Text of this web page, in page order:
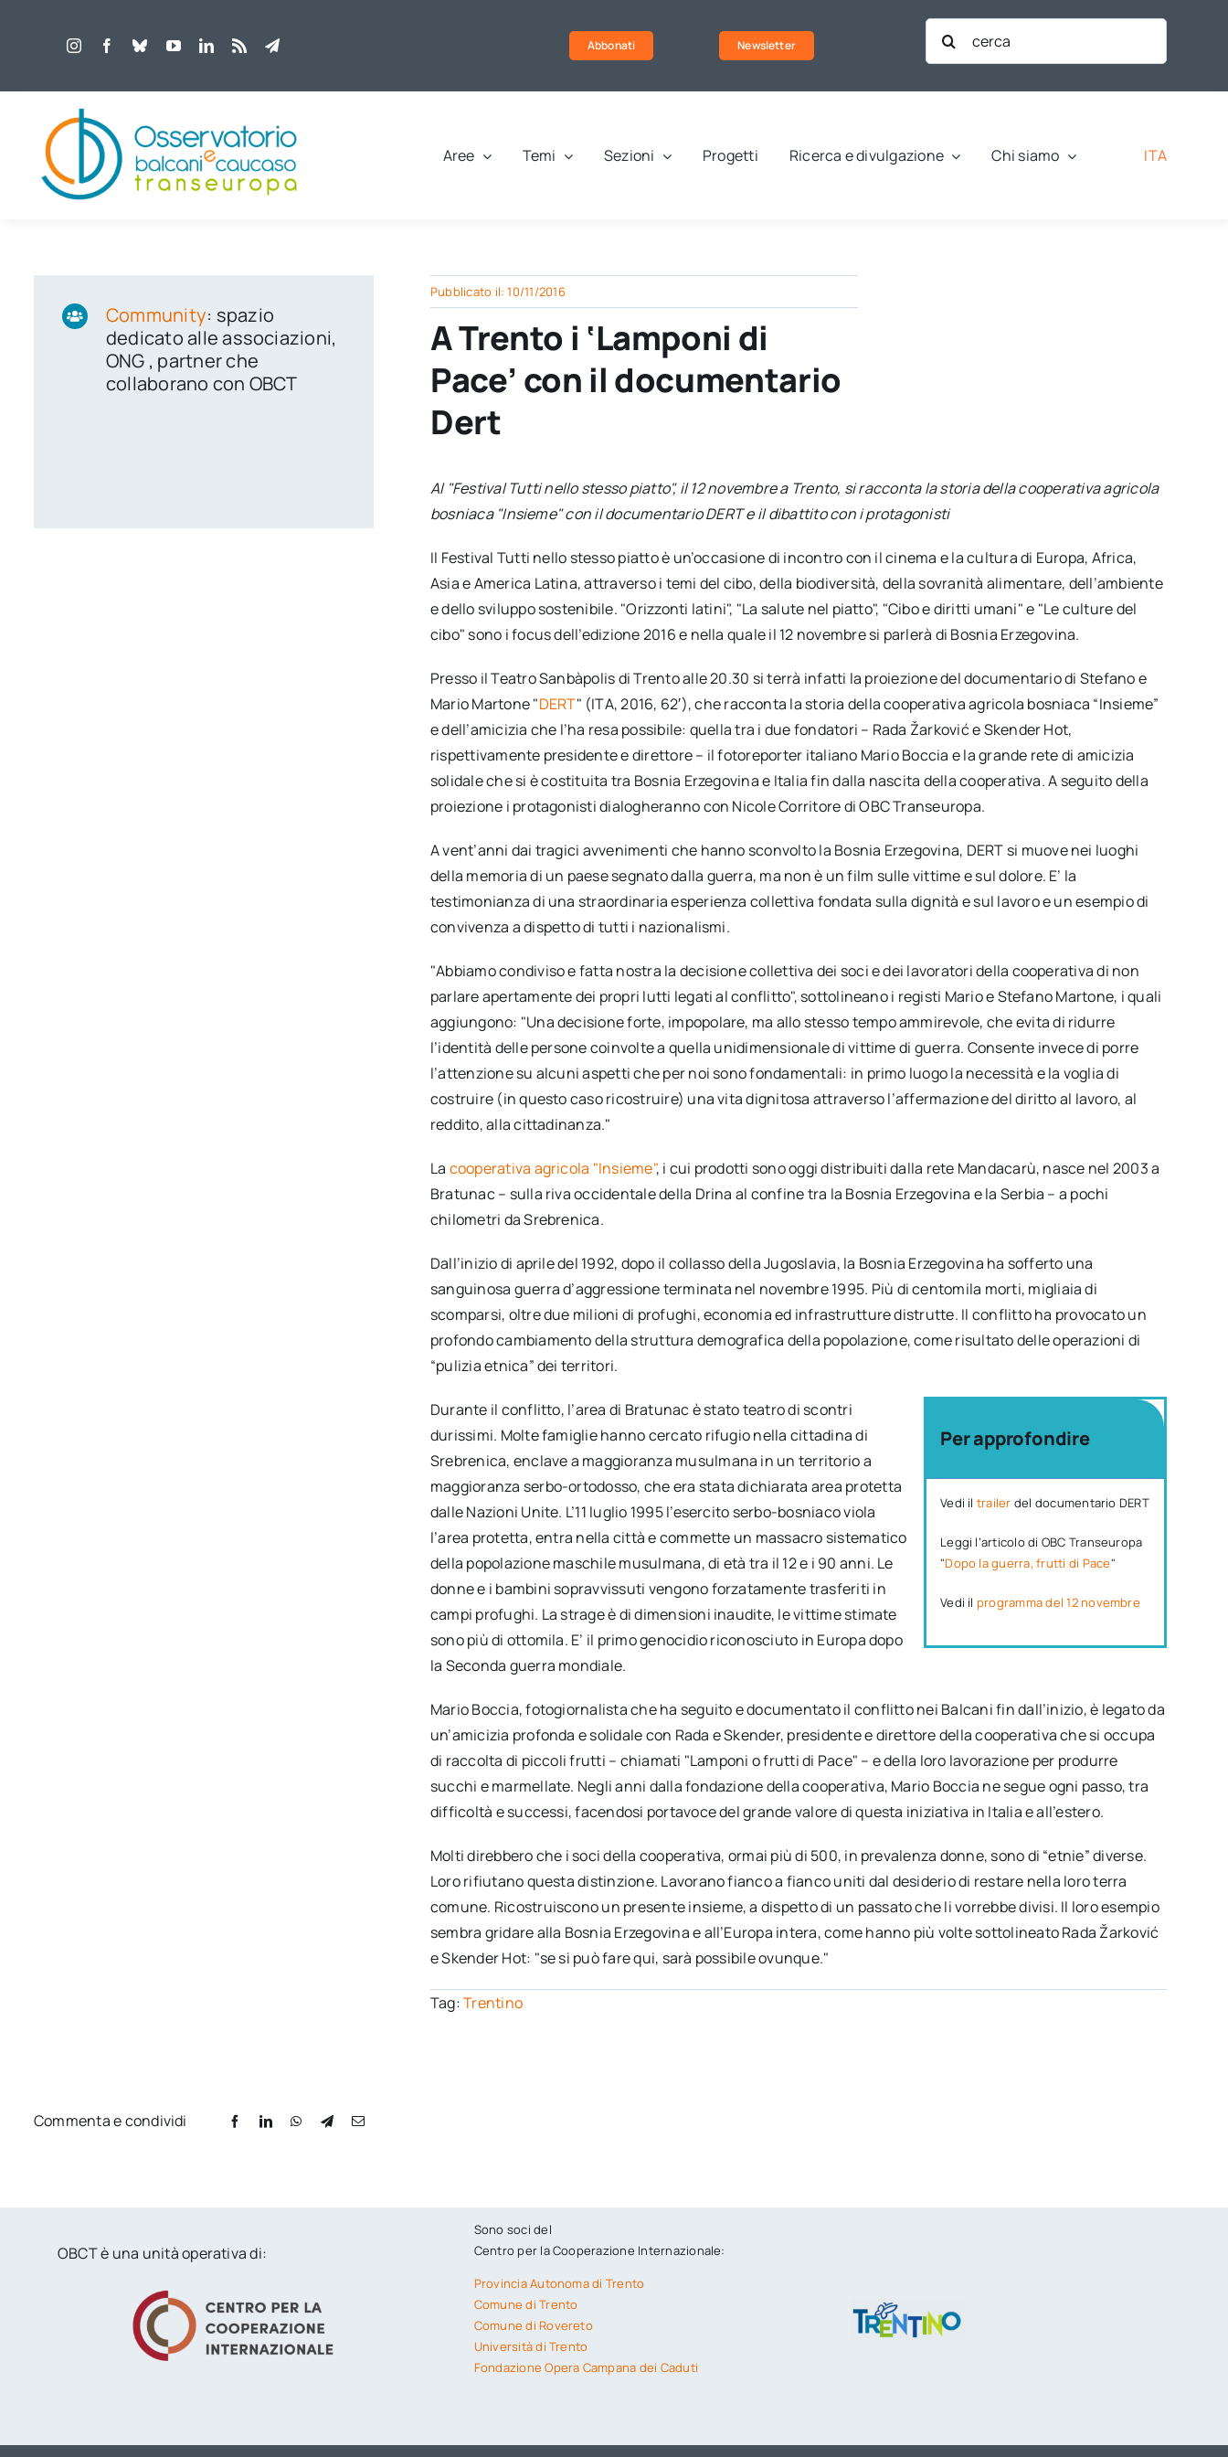
Abbonati Newsletter
Cerca
per:
Aree Temi Sezioni Progetti Ricerca e divulgazione Chi siamo ITA
Community: spazio
dedicato alle associazioni,
ONG , partner che
collaborano con OBCT
Pubblicato il: 10/11/2016
A Trento i ‘Lamponi di
Pace’ con il documentario
Dert
Al "Festival Tutti nello stesso piatto", il 12 novembre a Trento, si racconta la storia della cooperativa agricola
bosniaca "Insieme" con il documentario DERT e il dibattito con i protagonisti
Il Festival Tutti nello stesso piatto è un’occasione di incontro con il cinema e la cultura di Europa, Africa,
Asia e America Latina, attraverso i temi del cibo, della biodiversità, della sovranità alimentare, dell’ambiente
e dello sviluppo sostenibile. "Orizzonti latini", "La salute nel piatto", "Cibo e diritti umani" e "Le culture del
cibo" sono i focus dell’edizione 2016 e nella quale il 12 novembre si parlerà di Bosnia Erzegovina.
Presso il Teatro Sanbàpolis di Trento alle 20.30 si terrà infatti la proiezione del documentario di Stefano e
Mario Martone "DERT" (ITA, 2016, 62′), che racconta la storia della cooperativa agricola bosniaca “Insieme”
e dell’amicizia che l’ha resa possibile: quella tra i due fondatori – Rada Žarković e Skender Hot,
rispettivamente presidente e direttore – il fotoreporter italiano Mario Boccia e la grande rete di amicizia
solidale che si è costituita tra Bosnia Erzegovina e Italia fin dalla nascita della cooperativa. A seguito della
proiezione i protagonisti dialogheranno con Nicole Corritore di OBC Transeuropa.
A vent’anni dai tragici avvenimenti che hanno sconvolto la Bosnia Erzegovina, DERT si muove nei luoghi
della memoria di un paese segnato dalla guerra, ma non è un film sulle vittime e sul dolore. E’ la
testimonianza di una straordinaria esperienza collettiva fondata sulla dignità e sul lavoro e un esempio di
convivenza a dispetto di tutti i nazionalismi.
"Abbiamo condiviso e fatta nostra la decisione collettiva dei soci e dei lavoratori della cooperativa di non
parlare apertamente dei propri lutti legati al conflitto", sottolineano i registi Mario e Stefano Martone, i quali
aggiungono: "Una decisione forte, impopolare, ma allo stesso tempo ammirevole, che evita di ridurre
l’identità delle persone coinvolte a quella unidimensionale di vittime di guerra. Consente invece di porre
l’attenzione su alcuni aspetti che per noi sono fondamentali: in primo luogo la necessità e la voglia di
costruire (in questo caso ricostruire) una vita dignitosa attraverso l’affermazione del diritto al lavoro, al
reddito, alla cittadinanza."
La cooperativa agricola "Insieme", i cui prodotti sono oggi distribuiti dalla rete Mandacarù, nasce nel 2003 a
Bratunac – sulla riva occidentale della Drina al confine tra la Bosnia Erzegovina e la Serbia – a pochi
chilometri da Srebrenica.
Dall’inizio di aprile del 1992, dopo il collasso della Jugoslavia, la Bosnia Erzegovina ha sofferto una
sanguinosa guerra d’aggressione terminata nel novembre 1995. Più di centomila morti, migliaia di
scomparsi, oltre due milioni di profughi, economia ed infrastrutture distrutte. Il conflitto ha provocato un
profondo cambiamento della struttura demografica della popolazione, come risultato delle operazioni di
“pulizia etnica” dei territori.
Per approfondire
Vedi il trailer del documentario DERT
Leggi l’articolo di OBC Transeuropa
"Dopo la guerra, frutti di Pace"
Vedi il programma del 12 novembre
Durante il conflitto, l’area di Bratunac è stato teatro di scontri
durissimi. Molte famiglie hanno cercato rifugio nella cittadina di
Srebrenica, enclave a maggioranza musulmana in un territorio a
maggioranza serbo-ortodosso, che era stata dichiarata area protetta
dalle Nazioni Unite. L’11 luglio 1995 l’esercito serbo-bosniaco viola
l’area protetta, entra nella città e commette un massacro sistematico
della popolazione maschile musulmana, di età tra il 12 e i 90 anni. Le
donne e i bambini sopravvissuti vengono forzatamente trasferiti in
campi profughi. La strage è di dimensioni inaudite, le vittime stimate
sono più di ottomila. E’ il primo genocidio riconosciuto in Europa dopo
la Seconda guerra mondiale.
Mario Boccia, fotogiornalista che ha seguito e documentato il conflitto nei Balcani fin dall’inizio, è legato da
un’amicizia profonda e solidale con Rada e Skender, presidente e direttore della cooperativa che si occupa
di raccolta di piccoli frutti – chiamati "Lamponi o frutti di Pace" – e della loro lavorazione per produrre
succhi e marmellate. Negli anni dalla fondazione della cooperativa, Mario Boccia ne segue ogni passo, tra
difficoltà e successi, facendosi portavoce del grande valore di questa iniziativa in Italia e all’estero.
Molti direbbero che i soci della cooperativa, ormai più di 500, in prevalenza donne, sono di “etnie” diverse.
Loro rifiutano questa distinzione. Lavorano fianco a fianco uniti dal desiderio di restare nella loro terra
comune. Ricostruiscono un presente insieme, a dispetto di un passato che li vorrebbe divisi. Il loro esempio
sembra gridare alla Bosnia Erzegovina e all’Europa intera, come hanno più volte sottolineato Rada Žarković
e Skender Hot: "se si può fare qui, sarà possibile ovunque."
Tag:Trentino
Commenta e condividi
OBCT è una unità operativa di:
Sono soci del
Centro per la Cooperazione Internazionale:
Provincia Autonoma di Trento
Comune di Trento
Comune di Rovereto
Università di Trento
Fondazione Opera Campana dei Caduti